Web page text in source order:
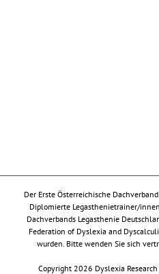
Der Erste Österreichische
Diplomierte Legasthenietrainer/
Dachverbands Legasthenie
Federation of Dyslexia and
wurden. Bitte wenden Sie sich
Copyright 2026 Dyslexia